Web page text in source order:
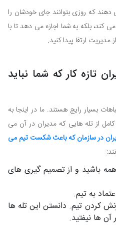
دهند که روزی بتوانند جای خودشان را
کند، بلکه به شما اجازه می دهد تا با
ارتقا پیدا کنید.
تازه کار که شما نباید
بسیار رایج هستند. ما در اینجا به
از تله هایی که مدیران در آن می
در سازمان که باعث شکست تیم می
باشید و از تصمیم گیری های
به تیم.
کردن تیم. دانستن این تله ها
ها نیفتید.